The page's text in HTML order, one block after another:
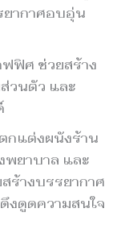
ยากาศอบอุ่น
ฟิศ ช่วยสร้าง
วนตัว และ
กแต่งผนังร้าน
พยาบาล และ
ร้างบรรยากาศ
งดูดความสนใจ